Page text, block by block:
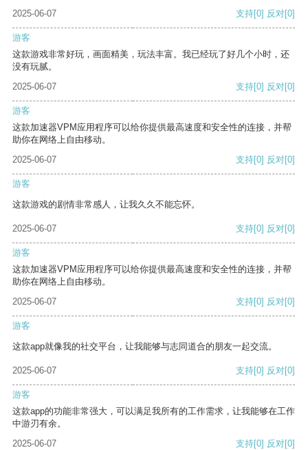
2025-06-07
支持[0] 反对[0]
游客
这款游戏非常好玩，画面精美，玩法丰富。我已经玩了好几个小时，还
没有玩腻。
2025-06-07
支持[0] 反对[0]
游客
这款加速器VPM应用程序可以给你提供最高速度和安全性的连接，并帮
助你在网络上自由移动。
2025-06-07
支持[0] 反对[0]
游客
这款游戏的剧情非常感人，让我久久不能忘怀。
2025-06-07 支持[0] 反对[0]
游客
这款加速器VPM应用程序可以给你提供最高速度和安全性的连接，并帮
助你在网络上自由移动。
2025-06-07
支持[0] 反对[0]
游客
这款app就像我的社交平台，让我能够与志同道合的朋友一起交流。
2025-06-07 支持[0] 反对[0]
游客
这款app的功能非常强大，可以满足我所有的工作需求，让我能够在工作
中游刃有余。
2025-06-07
支持[0] 反对[0]